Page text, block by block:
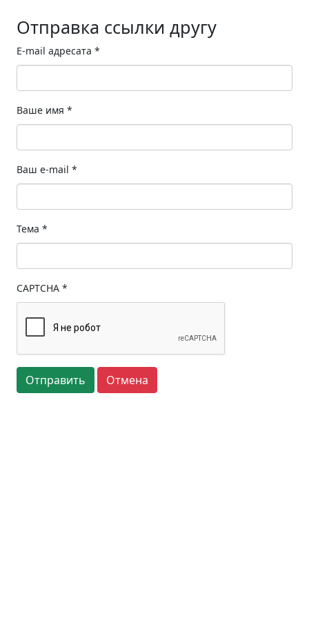
Отправка ссылки другу
E-mail адресата *
Ваше имя *
Ваш e-mail *
Тема *
CAPTCHA *
Отправить Отмена